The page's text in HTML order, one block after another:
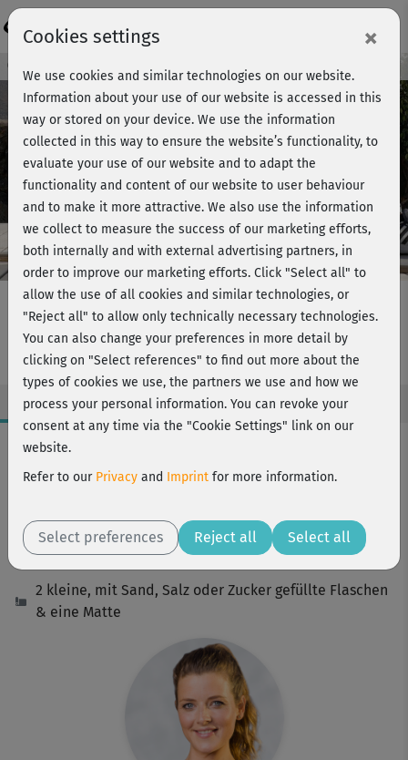
Play
Video
Course preview - join now!
Fit & Healthy - komplett
Workout Facts
intermediate
348 kcal
Lena Reisloh
2 kleine, mit Sand, Salz oder Zucker gefüllte Flaschen
& eine Matte
Cookies settings ×
We use cookies and similar technologies on our website.
Information about your use of our website is accessed in this
way or stored on your device. We use the information
collected in this way to ensure the website’s functionality, to
evaluate your use of our website and to adapt the
functionality and content of our website to user behaviour
and to make it more attractive. We also use the information
we collect to measure the success of our marketing efforts,
both internally and with external advertising partners, in
order to improve our marketing efforts. Click "Select all" to
allow the use of all cookies and similar technologies, or
"Reject all" to allow only technically necessary technologies.
You can also change your preferences in more detail by
clicking on "Select references" to find out more about the
types of cookies we use, the partners we use and how we
process your personal information. You can revoke your
consent at any time via the "Cookie Settings" link on our
website.
Refer to our Privacy and Imprint for more information.
Select preferences Reject all Select all